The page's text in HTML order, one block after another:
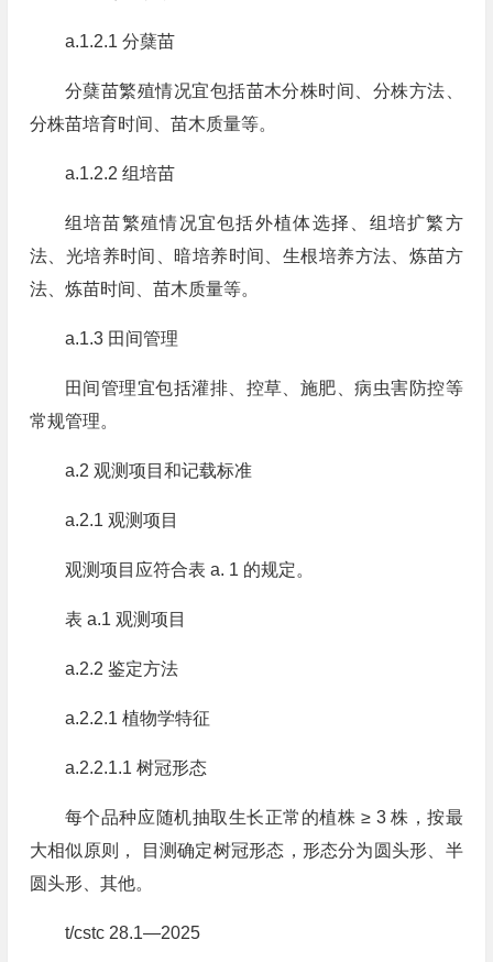
a.1.2.1 分蘖苗
分蘖苗繁殖情况宜包括苗木分株时间、分株方法、
分株苗培育时间、苗木质量等。
a.1.2.2 组培苗
组培苗繁殖情况宜包括外植体选择、组培扩繁方
法、光培养时间、暗培养时间、生根培养方法、炼苗方
法、炼苗时间、苗木质量等。
a.1.3 田间管理
田间管理宜包括灌排、控草、施肥、病虫害防控等
常规管理。
a.2 观测项目和记载标准
a.2.1 观测项目
观测项目应符合表 a. 1 的规定。
表 a.1 观测项目
a.2.2 鉴定方法
a.2.2.1 植物学特征
a.2.2.1.1 树冠形态
每个品种应随机抽取生长正常的植株 ≥ 3 株，按最
大相似原则， 目测确定树冠形态，形态分为圆头形、半
圆头形、其他。
t/cstc 28.1—2025